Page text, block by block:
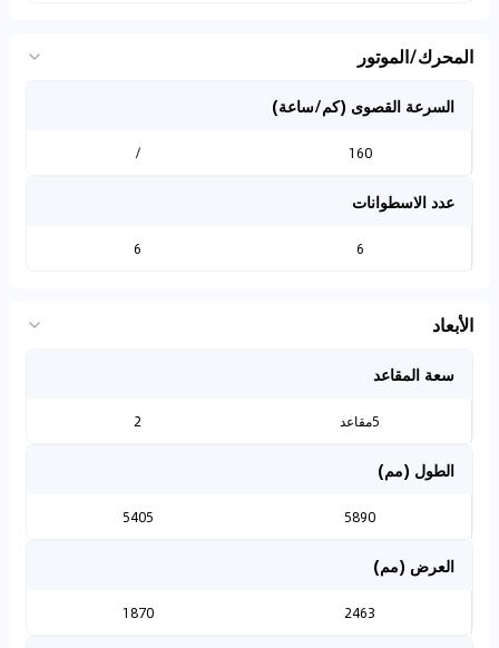
المحرك/الموتور
السرعة القصوى (كم/ساعة)
160
/
عدد الاسطوانات
6
6
الأبعاد
سعة المقاعد
5مقاعد 2
الطول (مم)
5890
5405
العرض (مم)
2463
1870